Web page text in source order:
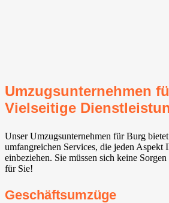
Umzugsunternehmen
Vielseitige
Unser Umzugsunternehmen für Burg
umfangreichen Services, die jeden Aspekt
einbeziehen. Sie müssen sich keine
für Sie!
Geschäftsumzüge